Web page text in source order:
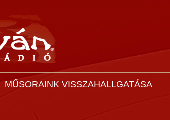
MŰSORAINK VISSZAHALLGATÁSA